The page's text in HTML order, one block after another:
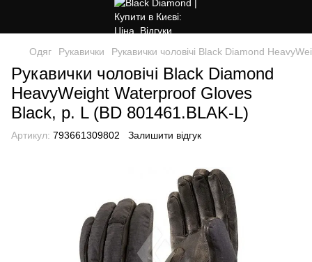
Одяг Рукавички Рукавички чоловічі Black Diamond
Рукавички чоловічі Black Diamond
HeavyWeight Waterproof Gloves
Black, р. L (BD 801461.BLAK-L)
Артикул: 793661309802 Залишити відгук